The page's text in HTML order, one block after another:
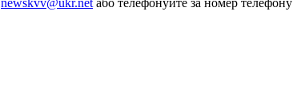
newskvv@ukr.netабо телефонуйте за номер телефону